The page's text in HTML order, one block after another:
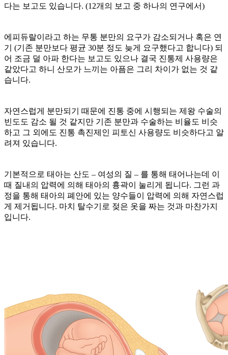
다는 보고도 있습니다. (12개의 보고 중 하나의 연구에서)
에피듀랄이라고 하는 무통 분만의 요구가 감소되거나 혹은 연
기
(기존 분만보다 평균 30분 정도 늦게 요구했다고 합니다) 되
어 조금 덜 아파 한다는 보고도 있으나 결국 진통제 사용량은
같았다고 하니 산모가 느끼는 아픔은 그리 차이가 없는 것 같
습니다.
자연스럽게 분만되기 때문에 진통 중에 시행되는 제왕 수술의
빈도도 감소 될 것 같지만 기존 분만과 수술하는 비율도 비슷
하고 그 외에도 진통 촉진제인 피토신 사용량도 비슷하다고 알
려져 있습니다.
기본적으로 태아는 산도 – 여성의 질 – 를 통해 태어나는데 이
때 질내의 압력에 의해 태아의 흉곽이 눌리게 됩니다. 그런 과
정을 통해 태아의 폐안에 있는 양수들이 압력에 의해 자연스럽
게 제거됩니다. 마치 탈수기로 젖은 옷을 짜는 것과 마찬가지
입니다.